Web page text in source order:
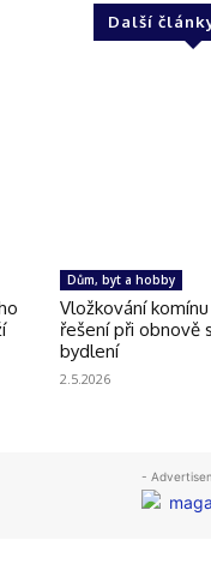
Další
Dům, byt a hobby
Vložkování
řešení při obnově
bydlení
2.5.2026
-